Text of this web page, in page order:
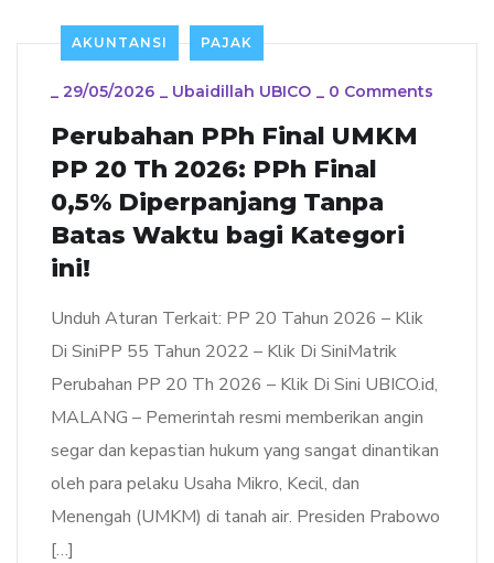
AKUNTANSI PAJAK
_ 29/05/2026 _ Ubaidillah UBICO _ 0 Comments
Perubahan PPh Final UMKM
PP 20 Th 2026: PPh Final
0,5% Diperpanjang Tanpa
Batas Waktu bagi Kategori
ini!
Unduh Aturan Terkait: PP 20 Tahun 2026 – Klik
Di SiniPP 55 Tahun 2022 – Klik Di SiniMatrik
Perubahan PP 20 Th 2026 – Klik Di Sini UBICO.id,
MALANG – Pemerintah resmi memberikan angin
segar dan kepastian hukum yang sangat dinantikan
oleh para pelaku Usaha Mikro, Kecil, dan
Menengah (UMKM) di tanah air. Presiden Prabowo
[…]